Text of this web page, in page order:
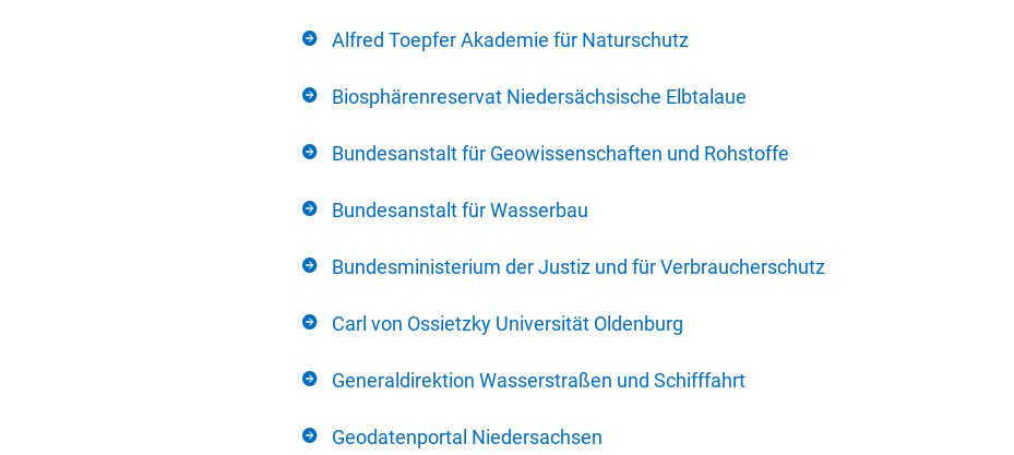
Alfred Toepfer Akademie für Naturschutz
Biosphärenreservat Niedersächsische Elbtalaue
Bundesanstalt für Geowissenschaften und Rohstoffe
Bundesanstalt für Wasserbau
Bundesministerium der Justiz und für Verbraucherschutz
Carl von Ossietzky Universität Oldenburg
Generaldirektion Wasserstraßen und Schifffahrt
Geodatenportal Niedersachsen